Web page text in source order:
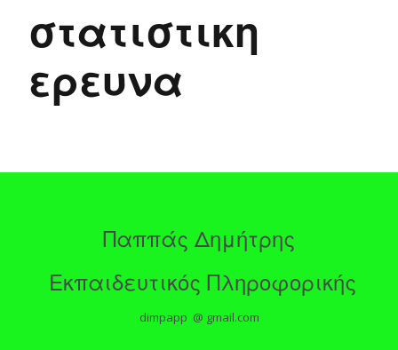
στατιστικη
ερευνα
Παππάς Δημήτρης
Εκπαιδευτικός Πληροφορικής
dimpapp @ gmail.com